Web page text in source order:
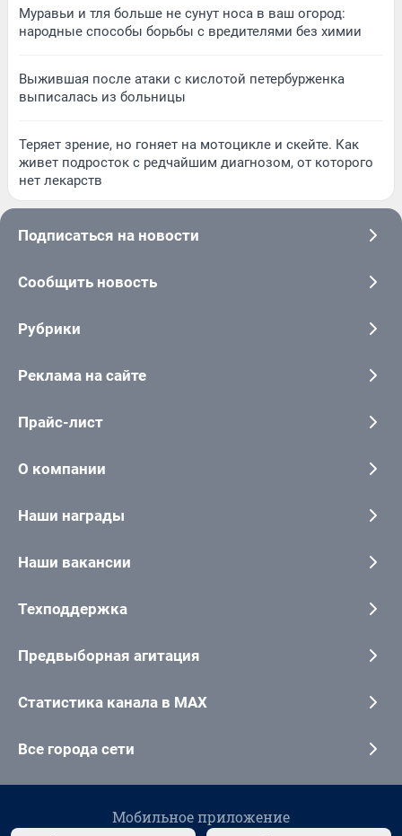
Муравьи и тля больше не сунут носа в ваш огород:
народные способы борьбы с вредителями без химии
Выжившая после атаки с кислотой петербурженка
выписалась из больницы
Теряет зрение, но гоняет на мотоцикле и скейте. Как
живет подросток с редчайшим диагнозом, от которого
нет лекарств
Подписаться на новости
Сообщить новость
Рубрики
Реклама на сайте
Прайс-лист
О компании
Наши награды
Наши вакансии
Техподдержка
Предвыборная агитация
Статистика канала в MAX
Все города сети
Мобильное приложение